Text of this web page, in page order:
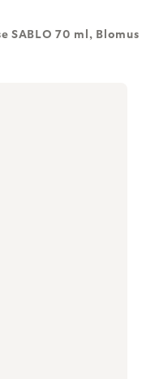
SABLO 70 ml, Blomus